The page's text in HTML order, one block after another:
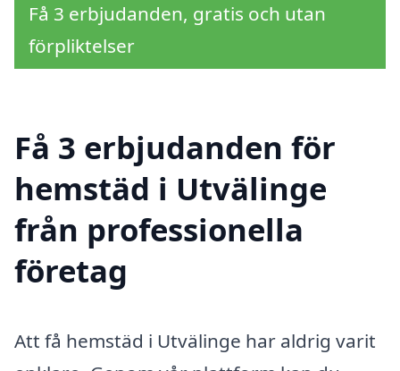
Få 3 erbjudanden, gratis och utan
förpliktelser
Få 3 erbjudanden för
hemstäd i Utvälinge
från professionella
företag
Att få hemstäd i Utvälinge har aldrig varit